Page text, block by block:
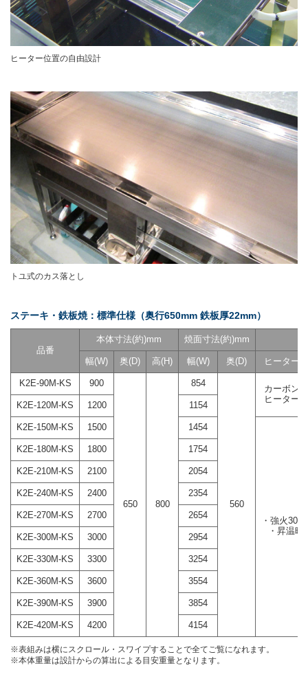
ヒーター位置の自由設計
トユ式のカス落とし
ステーキ・鉄板焼：標準仕様（奥行650mm 鉄板厚22mm）
品番
本体寸法(約)mm 焼面寸法(約)mm
幅(W) 奥(D) 高(H) 幅(W) 奥(D) ヒーター
K2E-90M-KS 900
650 800
854
560
カーボン
ヒーター
K2E-120M-KS 1200 1154
K2E-150M-KS 1500 1454
・強火
・昇温時
K2E-180M-KS 1800 1754
K2E-210M-KS 2100 2054
K2E-240M-KS 2400 2354
K2E-270M-KS 2700 2654
K2E-300M-KS 3000 2954
K2E-330M-KS 3300 3254
K2E-360M-KS 3600 3554
K2E-390M-KS 3900 3854
K2E-420M-KS 4200 4154
※表組みは横にスクロール・スワイプすることで全てご覧になれます。
※本体重量は設計からの算出による目安重量となります。